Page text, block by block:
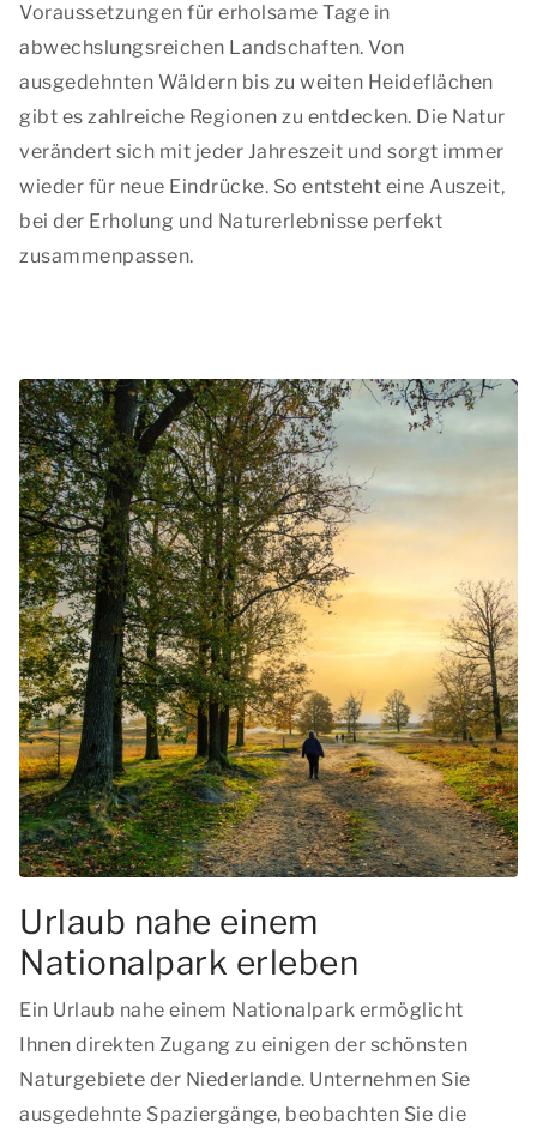
Voraussetzungen für erholsame Tage in
abwechslungsreichen Landschaften. Von
ausgedehnten Wäldern bis zu weiten Heideflächen
gibt es zahlreiche Regionen zu entdecken. Die Natur
verändert sich mit jeder Jahreszeit und sorgt immer
wieder für neue Eindrücke. So entsteht eine Auszeit,
bei der Erholung und Naturerlebnisse perfekt
zusammenpassen.
Urlaub nahe einem
Nationalpark erleben
Ein Urlaub nahe einem Nationalpark ermöglicht
Ihnen direkten Zugang zu einigen der schönsten
Naturgebiete der Niederlande. Unternehmen Sie
ausgedehnte Spaziergänge, beobachten Sie die